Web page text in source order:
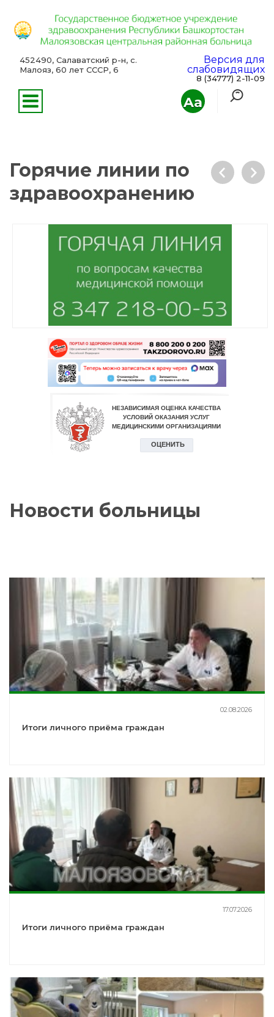
Aa
452490, Салаватский р-н, с.
Малояз, 60 лет СССР, 6
Версия для
слабовидящих
8 (34777) 2-11-09
Горячие линии по
здравоохранению
Новости больницы
02.08.2026
Итоги личного приёма граждан
17.07.2026
Итоги личного приёма граждан